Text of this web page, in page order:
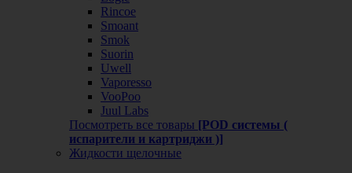
Rincoe
Smoant
Smok
Suorin
Uwell
Vaporesso
VooPoo
Juul Labs
Посмотреть все товары [POD системы (
испарители и картриджи )]
Жидкости щелочные